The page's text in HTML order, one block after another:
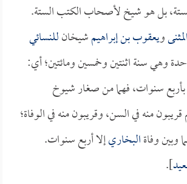
بل هو شيخ لأصحاب الكتب الستة.
ويعقوب بن إبراهيمشيخانللنسائي
وهي سنة اثنتين وخمسين ومائتين؛ أي:
بأربع سنوات، فهما من صغار شيوخ
منه في السن، وقريبون منه في الوفاة؛
وبين وفاةالبخاريإلا أربع سنوات.
].